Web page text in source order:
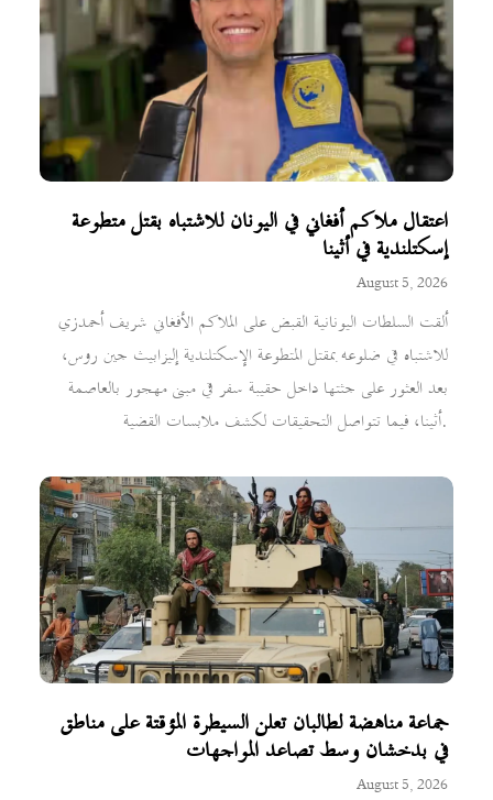
اعتقال ملاكم أفغاني في اليونان للاشتباه بقتل متطوعة
إسكتلندية في أثينا
August 5, 2026
ألقت السلطات اليونانية القبض على الملاكم الأفغاني شريف أحمدزي
للاشتباه في ضلوعه بمقتل المتطوعة الإسكتلندية إليزابيث جين روس،
بعد العثور على جثتها داخل حقيبة سفر في مبنى مهجور بالعاصمة
أثينا، فيما تتواصل التحقيقات لكشف ملابسات القضية.
جماعة مناهضة لطالبان تعلن السيطرة المؤقتة على مناطق
في بدخشان وسط تصاعد المواجهات
August 5, 2026